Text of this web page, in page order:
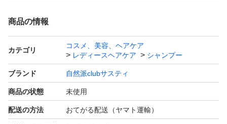
染めながら洗う、時短が叶うカラーシャンプー
るカラーシャンプー。洗うたび徐々に目立たなくなり、自
然な仕上がりが楽しめます。
うねりケア
白髪ケア
ダメージ補修
商品の情報
カテゴリ
コスメ、美容、ヘアケア
レディースヘアケア
シャンプー
ブランド 自然派clubサスティ
商品の状態 未使用
配送の方法 おてがる配送（ヤマト運輸）